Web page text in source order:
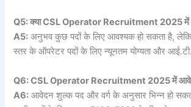
Q5: क्या CSL Operator Recruitment 2025 में
A5: अनुभव कुछ पदों के लिए आवश्यक हो सकता है,
स्तर के ऑपरेटर पदों के लिए न्यूनतम योग्यता और
Q6: CSL Operator Recruitment 2025 में
A6: आवेदन शुल्क पद और वर्ग के अनुसार भिन्न हो